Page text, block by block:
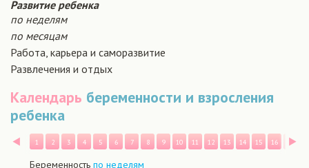
Развитие ребенка
по неделям
по месяцам
Работа, карьера и саморазвитие
Развлечения и отдых
Календарь беременности и взросления
ребенка
Назад
1 2 3 4 5 6 7 8 9 10 11 12 13 14 15 16 17
Беременность по неделям